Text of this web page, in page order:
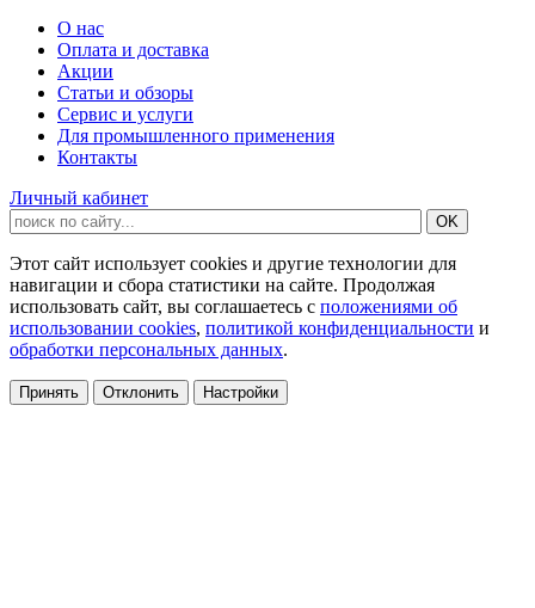
О нас
Оплата и доставка
Акции
Статьи и обзоры
Сервис и услуги
Для промышленного применения
Контакты
Личный кабинет
Этот сайт использует cookies и другие технологии для
навигации и сбора статистики на сайте. Продолжая
использовать сайт, вы соглашаетесь с положениями об
использовании cookies, политикой конфиденциальности и
обработки персональных данных.
Принять Отклонить Настройки